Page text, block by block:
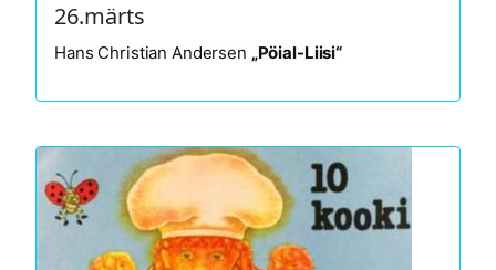
26.märts
Hans Christian Andersen „Pöial-Liisi“